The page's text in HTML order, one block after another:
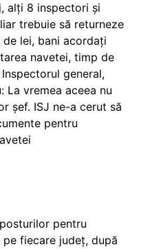
alți 8 inspectori și
trebuie să returneze
lei, bani acordați
navetei, timp de
general,
La vremea aceea nu
șef. ISJ ne-a cerut să
pentru
pentru
fiecare județ, după